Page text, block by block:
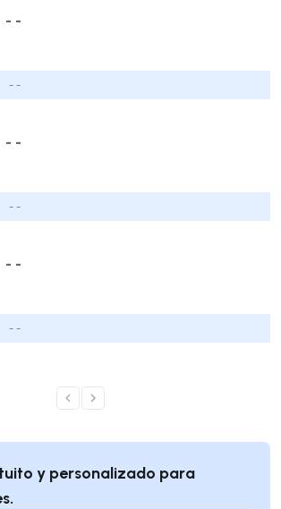
- -
- -
- -
- -
- -
- -
y personalizado para